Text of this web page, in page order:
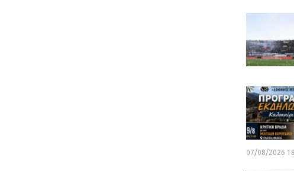
07/08/2026